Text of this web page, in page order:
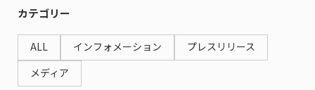
カテゴリー
ALL インフォメーション
プレスリリース
メディア